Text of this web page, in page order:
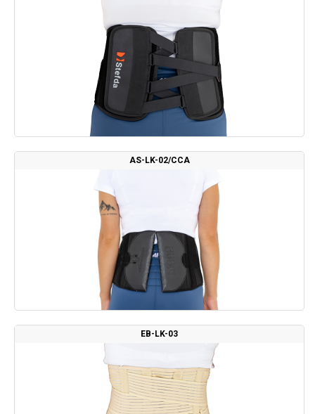
AS-LK-02/CCA
EB-LK-03